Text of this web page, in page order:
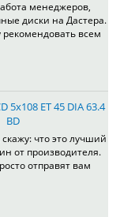
менеджеров,
диски на Дастера.
всем
5x108 ET 45 DIA 63.4
BD
что это лучший
от производителя.
отправят вам